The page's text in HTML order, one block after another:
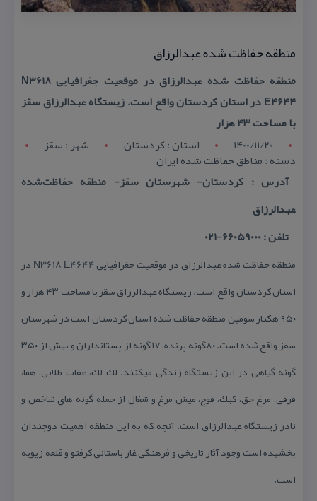
منطقه حفاظت شده عبدالرزاق
منطقه حفاظت شده عبدالرزاق در موقعیت جغرافیایی N3618
E4644 در استان كردستان واقع است. زیستگاه عبدالرزاق سقز
با مساحت ۴۳ هزار
1400/11/20
استان : کردستان شهر : سقز
دسته : مناطق حفاظت شده ایران
آدرس : كردستان- شهرستان سقز- منطقه حفاظت‌شده
عبدالرزاق
تلفن : 66059000-021
منطقه حفاظت شده عبدالرزاق در موقعیت جغرافیایی N3618 E4644 در
استان كردستان واقع است. زیستگاه عبدالرزاق سقز با مساحت ۴۳ هزار و
۹۵۰ هكتار سومین منطقه حفاظت شده استان كردستان است در شهرستان
سقز واقع شده است. ۸۰گونه پرنده، ۱۷گونه از پستانداران و بیش از ۳۵۰
گونه گیاهی در این زیستگاه زندگی میكنند. لك لك، عقاب طلایی، هما،
قرقی، مرغ حق، كبك، قوچ، میش مرغ و شغال از جمله گونه های شاخص و
نادر زیستگاه عبدالرزاق است. آنچه كه به این منطقه اهمیت دوچندان
بخشیده است وجود آثار تاریخی و فرهنگی غار باستانی كرفتو و قلعه زیویه
است.